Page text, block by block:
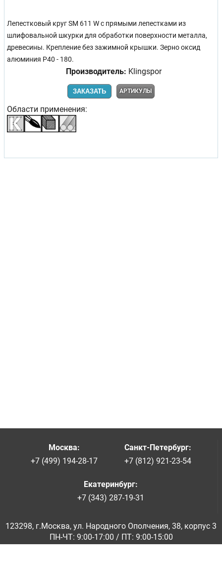
Лепестковый круг SM 611 W с прямыми лепестками из
шлифовальной шкурки для обработки поверхности металла,
древесины. Крепление без зажимной крышки. Зерно оксид
алюминия Р40 - 180.
Производитель: Klingspor
ЗАКАЗАТЬ АРТИКУЛЫ
Области применения:
Москва:
+7 (499) 194-28-17
Санкт-Петербург:
+7 (812) 921-23-54
Екатеринбург:
+7 (343) 287-19-31
123298, г.Москва, ул. Народного Ополчения, 38, корпус 3
ПН-ЧТ: 9:00-17:00 / ПТ: 9:00-15:00